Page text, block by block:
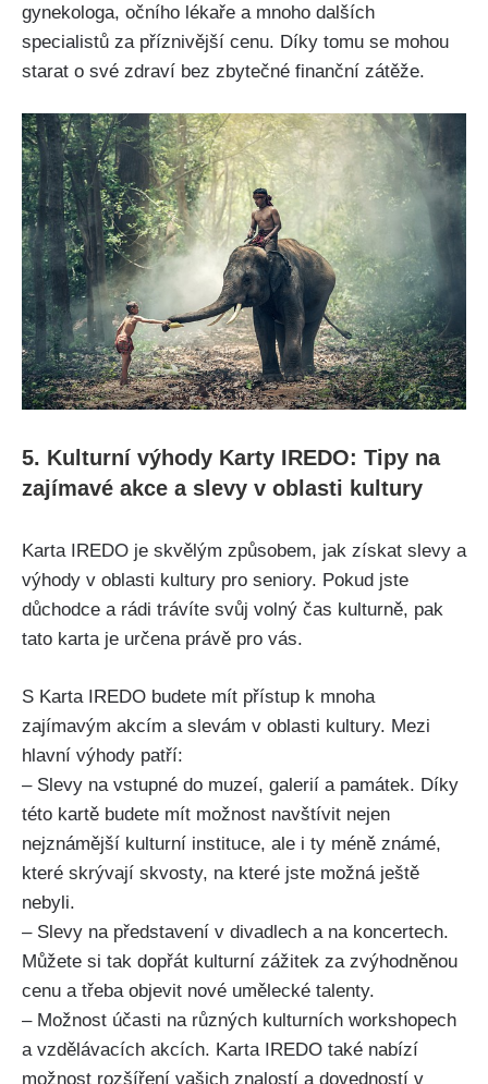
gynekologa, očního lékaře a mnoho dalších
specialistů za příznivější cenu. Díky tomu se mohou
starat o své zdraví bez zbytečné finanční zátěže.
5. Kulturní výhody Karty IREDO: Tipy na
zajímavé akce a slevy v oblasti kultury
Karta IREDO je skvělým způsobem, jak získat slevy a
výhody v oblasti kultury pro seniory. Pokud jste
důchodce a rádi trávíte svůj volný čas kulturně, pak
tato karta je určena právě pro vás.
S Karta IREDO budete mít přístup k mnoha
zajímavým akcím a slevám v oblasti kultury. Mezi
hlavní výhody patří:
– Slevy na vstupné do muzeí, galerií a památek. Díky
této kartě budete mít možnost navštívit nejen
nejznámější kulturní instituce, ale i ty méně známé,
které skrývají skvosty, na které jste možná ještě
nebyli.
– Slevy na představení v divadlech a na koncertech.
Můžete si tak dopřát kulturní zážitek za zvýhodněnou
cenu a třeba objevit nové umělecké talenty.
– Možnost účasti na různých kulturních workshopech
a vzdělávacích akcích. Karta IREDO také nabízí
možnost rozšíření vašich znalostí a dovedností v